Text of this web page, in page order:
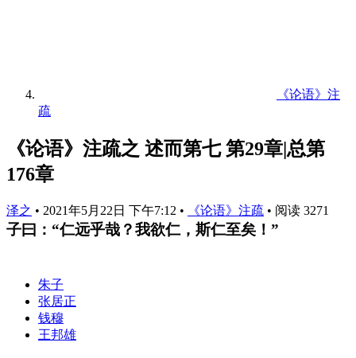
《论语》注
疏
《论语》注疏之 述而第七 第29章|总第
176章
泽之 • 2021年5月22日 下午7:12 • 《论语》注疏 • 阅读 3271
子曰：“仁远乎哉？我欲仁，斯仁至矣！”
朱子
张居正
钱穆
王邦雄